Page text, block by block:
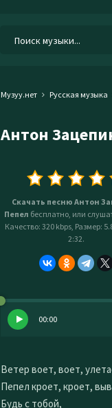
Музуу.нет Русская музыка
Антон
Скачать песню Антон
Пепел бесплатно, или
Качество: 320 kbps, Размер:
2:32.
00:00
Ветер воет, воет,
Пепел кроет, кроет,
Будь с тобой,